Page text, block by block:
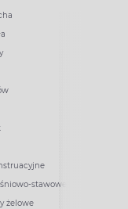
stawowe
żelowe